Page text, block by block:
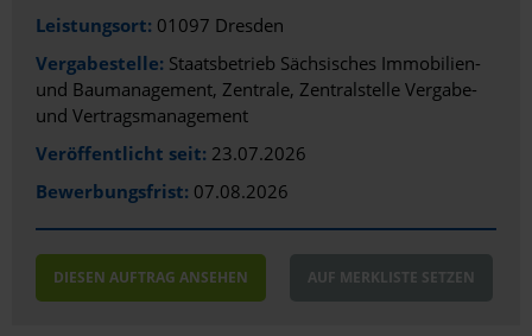
Kaiserslautern
Kassel
Kaufbeuren
Kempten
Leistungsort: 01097 Dresden
Vergabestelle: Staatsbetrieb Sächsisches Immobilien-
und Baumanagement, Zentrale, Zentralstelle Vergabe-
und Vertragsmanagement
Veröffentlicht seit: 23.07.2026
Bewerbungsfrist: 07.08.2026
DIESEN AUFTRAG ANSEHEN AUF MERKLISTE SETZEN